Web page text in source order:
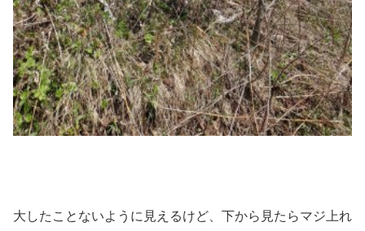
大したことないように見えるけど、下から見たらマジ上れ